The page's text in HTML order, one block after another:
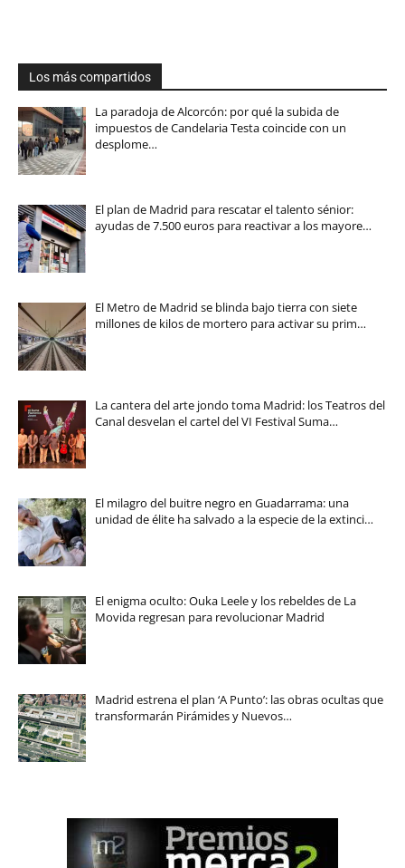
Los más compartidos
La paradoja de Alcorcón: por qué la subida de
impuestos de Candelaria Testa coincide con un
desplome…
El plan de Madrid para rescatar el talento sénior:
ayudas de 7.500 euros para reactivar a los mayore…
El Metro de Madrid se blinda bajo tierra con siete
millones de kilos de mortero para activar su prim…
La cantera del arte jondo toma Madrid: los Teatros del
Canal desvelan el cartel del VI Festival Suma…
El milagro del buitre negro en Guadarrama: una
unidad de élite ha salvado a la especie de la extinci…
El enigma oculto: Ouka Leele y los rebeldes de La
Movida regresan para revolucionar Madrid
Madrid estrena el plan ‘A Punto’: las obras ocultas que
transformarán Pirámides y Nuevos…